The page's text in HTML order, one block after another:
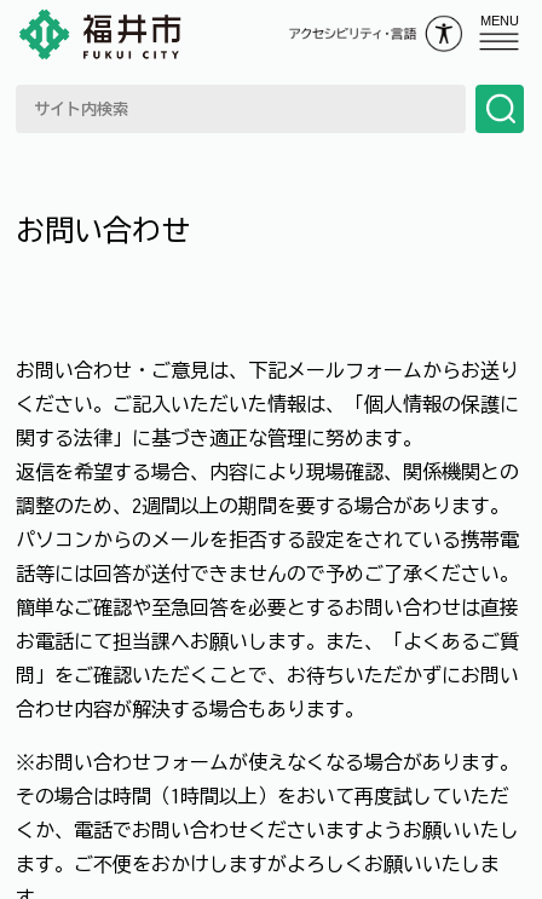
MENU
お問い合わせ
お問い合わせ・ご意見は、下記メールフォームからお送り
ください。ご記入いただいた情報は、「個人情報の保護に
関する法律」に基づき適正な管理に努めます。
返信を希望する場合、内容により現場確認、関係機関との
調整のため、2週間以上の期間を要する場合があります。
パソコンからのメールを拒否する設定をされている携帯電
話等には回答が送付できませんので予めご了承ください。
簡単なご確認や至急回答を必要とするお問い合わせは直接
お電話にて担当課へお願いします。また、「よくあるご質
問」をご確認いただくことで、お待ちいただかずにお問い
合わせ内容が解決する場合もあります。
※お問い合わせフォームが使えなくなる場合があります。
その場合は時間（1時間以上）をおいて再度試していただ
くか、電話でお問い合わせくださいますようお願いいたし
ます。ご不便をおかけしますがよろしくお願いいたしま